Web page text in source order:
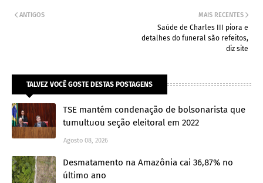
MAIS RECENTES
Saúde de Charles III piora e
detalhes do funeral são refeitos,
diz site
ANTIGOS
TALVEZ VOCÊ GOSTE DESTAS POSTAGENS
TSE mantém condenação de bolsonarista que
tumultuou seção eleitoral em 2022
Agosto 08, 2026
Desmatamento na Amazônia cai 36,87% no
último ano